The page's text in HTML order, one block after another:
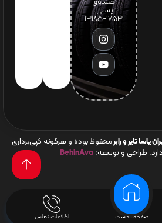
صفحه نخست اطلاعات تماس
پستی:
1753-13185
یاسا تایر و رابرمحفوظ بوده و هرگونه کپی‌برداری
دارد. طراحی و توسعه: BehinAva